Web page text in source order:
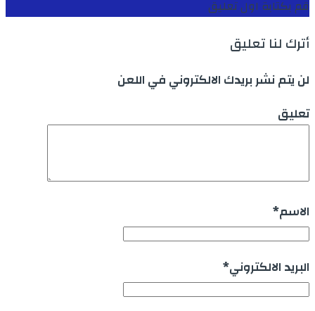
قم بكتابة اول تعليق
أترك لنا تعليق
لن يتم نشر بريدك الالكتروني في اللعن
تعليق
الاسم*
البريد الالكتروني*